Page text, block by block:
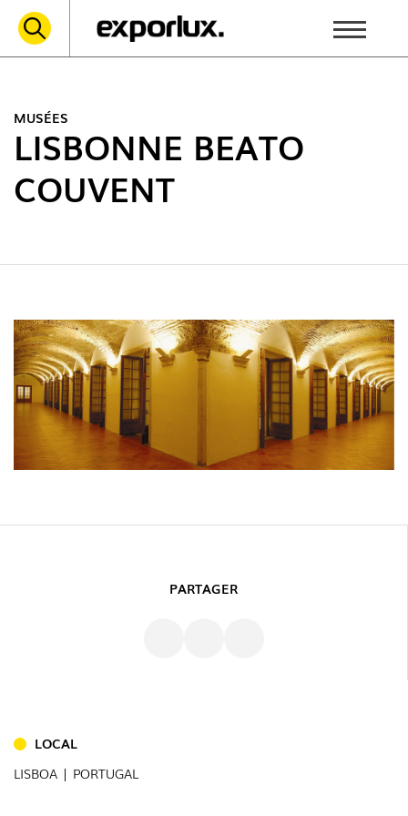
EXTÉRIEUR
MUSÉES
LISBONNE BEATO
COUVENT
PARTAGER
LOCAL
LISBOA | PORTUGAL